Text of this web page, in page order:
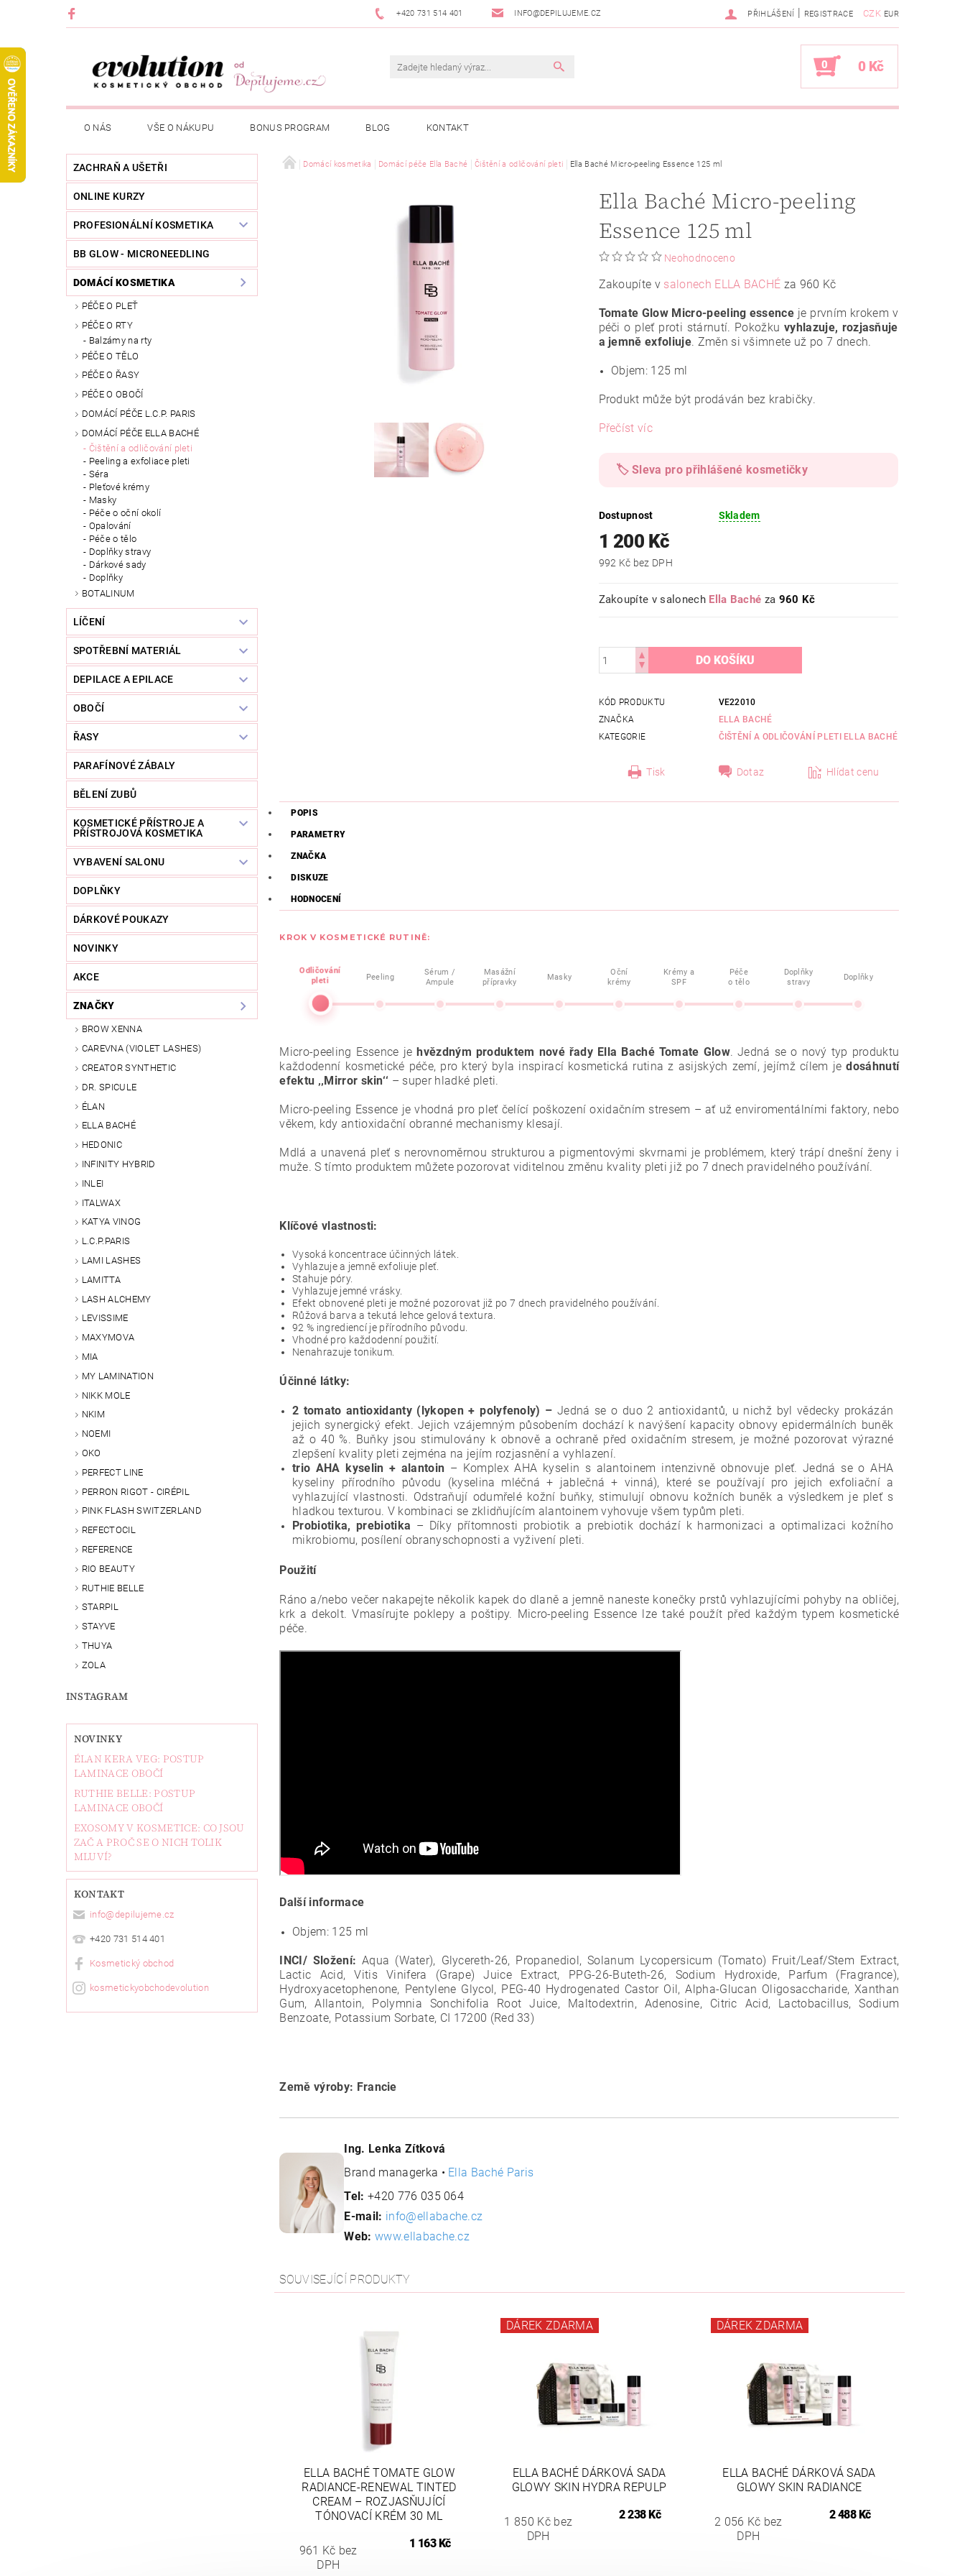
+420 731 514 401 INFO@DEPILUJEME.CZ CZK EUR
PŘIHLÁŠENÍ | REGISTRACE
0 0 Kč
O NÁS VŠE O NÁKUPU BONUS PROGRAM BLOG KONTAKT
ZACHRAŇ A UŠETŘI
ONLINE KURZY
PROFESIONÁLNÍ KOSMETIKA
BB GLOW - MICRONEEDLING
DOMÁCÍ KOSMETIKA
PÉČE O PLEŤ
PÉČE O RTY
Balzámy na rty
PÉČE O TĚLO
PÉČE O ŘASY
PÉČE O OBOČÍ
DOMÁCÍ PÉČE L.C.P. PARIS
DOMÁCÍ PÉČE ELLA BACHÉ
Čištění a odličování pleti
Peeling a exfoliace pleti
Séra
Pleťové krémy
Masky
Péče o oční okolí
Opalování
Péče o tělo
Doplňky stravy
Dárkové sady
Doplňky
BOTALINUM
LÍČENÍ
SPOTŘEBNÍ MATERIÁL
DEPILACE A EPILACE
OBOČÍ
ŘASY
PARAFÍNOVÉ ZÁBALY
BĚLENÍ ZUBŮ
KOSMETICKÉ PŘÍSTROJE A
PŘÍSTROJOVÁ KOSMETIKA
VYBAVENÍ SALONU
DOPLŇKY
DÁRKOVÉ POUKAZY
NOVINKY
AKCE
ZNAČKY
BROW XENNA
CAREVNA (VIOLET LASHES)
CREATOR SYNTHETIC
DR. SPICULE
ÉLAN
ELLA BACHÉ
HEDONIC
INFINITY HYBRID
INLEI
ITALWAX
KATYA VINOG
L.C.P.PARIS
LAMI LASHES
LAMITTA
LASH ALCHEMY
LEVISSIME
MAXYMOVA
MIA
MY LAMINATION
NIKK MOLE
NKIM
NOEMI
OKO
PERFECT LINE
PERRON RIGOT - CIRÉPIL
PINK FLASH SWITZERLAND
REFECTOCIL
REFERENCE
RIO BEAUTY
RUTHIE BELLE
STARPIL
STAYVE
THUYA
ZOLA
INSTAGRAM
NOVINKY
ÉLAN KERA VEG: POSTUP
LAMINACE OBOČÍ
RUTHIE BELLE: POSTUP
LAMINACE OBOČÍ
EXOSOMY V KOSMETICE: CO JSOU
ZAČ A PROČ SE O NICH TOLIK
MLUVÍ?
KONTAKT
info@depilujeme.cz
+420 731 514 401
Kosmetický obchod
kosmetickyobchodevolution
Domácí kosmetika Domácí péče Ella Baché Čištění a odličování pleti Ella Baché Micro-peeling Essence 125 ml
Ella Baché Micro-peeling
Essence 125 ml
Neohodnoceno
Zakoupíte v salonech ELLA BACHÉ za 960 Kč
Tomate Glow Micro-peeling essence je prvním krokem v
péči o pleť proti stárnutí. Pokožkuvyhlazuje, rozjasňuje
a jemně exfoliuje. Změn si všimnete už po 7 dnech.
Objem: 125 ml
Produkt může být prodáván bez krabičky.
Přečíst víc
🏷️ Sleva pro přihlášené kosmetičky
Dostupnost Skladem
1 200 Kč
992 Kč bez DPH
Zakoupíte v salonech Ella Baché za 960 Kč
KÓD PRODUKTU
VE22010
ZNAČKA
ELLA BACHÉ
KATEGORIE
ČIŠTĚNÍ A ODLIČOVÁNÍ PLETI ELLA BACHÉ
Tisk Dotaz Hlídat cenu
POPIS
PARAMETRY
ZNAČKA
DISKUZE
HODNOCENÍ
KROK V KOSMETICKÉ RUTINĚ:
Odličování
pleti
Peeling
Sérum /
Ampule
Masážní
přípravky
Masky
Oční
krémy
Krémy a
SPF
Péče
o tělo
Doplňky
stravy
Doplňky
Micro-peeling Essence je hvězdným produktem nové řady Ella Baché Tomate Glow. Jedná se o nový typ produktu
každodenní kosmetické péče, pro který byla inspirací kosmetická rutina z asijských zemí, jejímž cílem jedosáhnutí
efektu ‚‚Mirror skin‘‘ – super hladké pleti.
Micro-peeling Essence je vhodná pro pleť čelící poškození oxidačním stresem – ať už enviromentálními faktory, nebo
věkem, kdy antioxidační obranné mechanismy klesají.
Mdlá a unavená pleť s nerovnoměrnou strukturou a pigmentovými skvrnami je problémem, který trápí dnešní ženy i
muže. S tímto produktem můžete pozorovat viditelnou změnu kvality pleti již po 7 dnech pravidelného používání.
Klíčové vlastnosti:
Vysoká koncentrace účinných látek.
Vyhlazuje a jemně exfoliuje pleť.
Stahuje póry.
Vyhlazuje jemné vrásky.
Efekt obnovené pleti je možné pozorovat již po 7 dnech pravidelného používání.
Růžová barva a tekutá lehce gelová textura.
92 % ingrediencí je přírodního původu.
Vhodné pro každodenní použití.
Nenahrazuje tonikum.
Účinné látky:
2 tomato antioxidanty (lykopen + polyfenoly) – Jedná se o duo 2 antioxidantů, u nichž byl vědecky prokázán
jejich synergický efekt. Jejich vzájemným působením dochází k navýšení kapacity obnovy epidermálních buněk
až o 40 %. Buňky jsou stimulovány k obnově a ochraně před oxidačním stresem, je možné pozorovat výrazné
zlepšení kvality pleti zejména na jejím rozjasnění a vyhlazení.
trio AHA kyselin + alantoin – Komplex AHA kyselin s alantoinem intenzivně obnovuje pleť. Jedná se o AHA
kyseliny přírodního původu (kyselina mléčná + jablečná + vinná), které se používají pro jejich exfoliační a
vyhlazující vlastnosti. Odstraňují odumřelé kožní buňky, stimulují obnovu kožních buněk a výsledkem je pleť s
hladkou texturou. V kombinaci se zklidňujícím alantoinem vyhovuje všem typům pleti.
Probiotika, prebiotika – Díky přítomnosti probiotik a prebiotik dochází k harmonizaci a optimalizaci kožního
mikrobiomu, posílení obranyschopnosti a vyživení pleti.
Použití
Ráno a/nebo večer nakapejte několik kapek do dlaně a jemně naneste konečky prstů vyhlazujícími pohyby na obličej,
krk a dekolt. Vmasírujte poklepy a poštipy. Micro-peeling Essence lze také použít před každým typem kosmetické
péče.
Další informace
Objem: 125 ml
INCI/ Složení:Aqua (Water), Glycereth-26, Propanediol, Solanum Lycopersicum (Tomato) Fruit/Leaf/Stem Extract,
Lactic Acid, Vitis Vinifera (Grape) Juice Extract, PPG-26-Buteth-26, Sodium Hydroxide, Parfum (Fragrance),
Hydroxyacetophenone, Pentylene Glycol, PEG-40 Hydrogenated Castor Oil, Alpha-Glucan Oligosaccharide, Xanthan
Gum, Allantoin, Polymnia Sonchifolia Root Juice, Maltodextrin, Adenosine, Citric Acid, Lactobacillus, Sodium
Benzoate, Potassium Sorbate, CI 17200 (Red 33)
Země výroby: Francie
Ing. Lenka Zítková
Brand managerka • Ella Baché Paris
Tel: +420 776 035 064
E-mail: info@ellabache.cz
Web: www.ellabache.cz
SOUVISEJÍCÍ PRODUKTY
ELLA BACHÉ TOMATE GLOW
RADIANCE-RENEWAL TINTED
CREAM – ROZJASŇUJÍCÍ
TÓNOVACÍ KRÉM 30 ML
961 Kč bez
DPH
1 163 Kč
DÁREK ZDARMA
ELLA BACHÉ DÁRKOVÁ SADA
GLOWY SKIN HYDRA REPULP
1 850 Kč bez
DPH
2 238 Kč
DÁREK ZDARMA
ELLA BACHÉ DÁRKOVÁ SADA
GLOWY SKIN RADIANCE
2 056 Kč bez
DPH
2 488 Kč